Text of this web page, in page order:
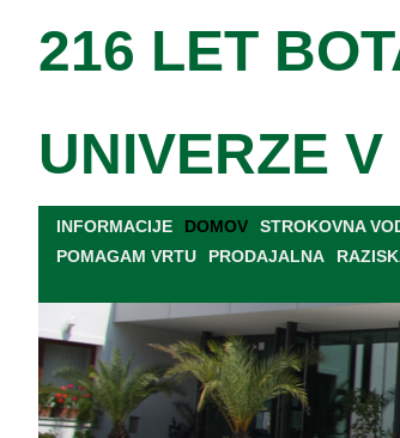
216 LET
UNIVERZE
INFORMACIJE DOMOV STROKOVNA
POMAGAM VRTU
PRODAJALNA